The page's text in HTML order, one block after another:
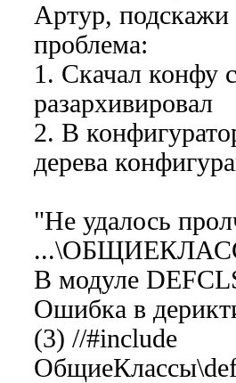
Артур,
проблема:
1. Скачал конфу
разархивировал
2. В
дерева
"Не удалось
В модуле
Ошибка в
(3) //#include